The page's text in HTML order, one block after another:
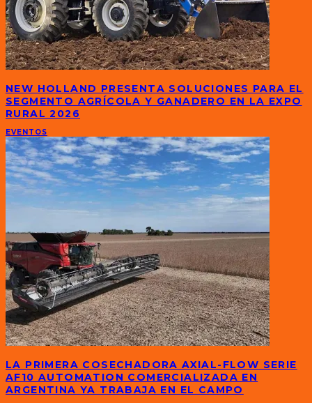
NEW HOLLAND PRESENTA SOLUCIONES PARA EL
SEGMENTO AGRÍCOLA Y GANADERO EN LA EXPO
RURAL 2026
EVENTOS
LA PRIMERA COSECHADORA AXIAL-FLOW SERIE
AF10 AUTOMATION COMERCIALIZADA EN
ARGENTINA YA TRABAJA EN EL CAMPO